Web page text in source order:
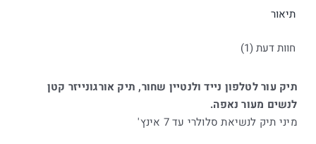
תיאור
חוות דעת (1)
תיק עור לטלפון נייד ולנטיין שחור, תיק אורגונייזר קטן
לנשים מעור נאפה.
מיני תיק לנשיאת סלולרי עד 7 אינץ'